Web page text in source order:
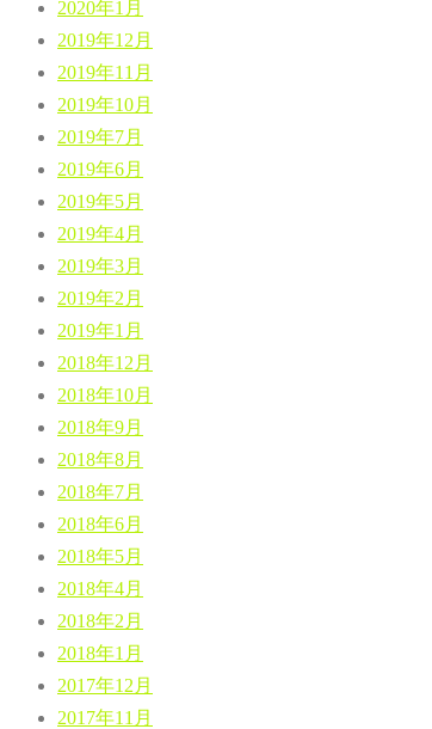
2020年1月
2019年12月
2019年11月
2019年10月
2019年7月
2019年6月
2019年5月
2019年4月
2019年3月
2019年2月
2019年1月
2018年12月
2018年10月
2018年9月
2018年8月
2018年7月
2018年6月
2018年5月
2018年4月
2018年2月
2018年1月
2017年12月
2017年11月